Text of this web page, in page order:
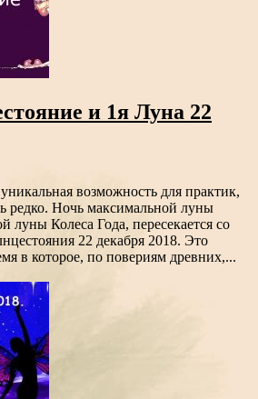
и 1я Луна 22
возможность для практик,
редко. Ночь максимальной луны
луны Колеса Года, пересекается со
22 декабря 2018. Это
в которое, по повериям древних,...